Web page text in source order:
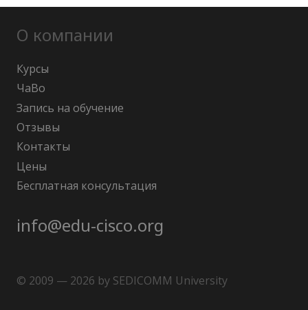
О компании
Курсы
ЧаВо
Запись на обучение
Отзывы
Контакты
Цены
Бесплатная консультация
info@edu-cisco.org
© 2009 — 2026 by SEDICOMM University